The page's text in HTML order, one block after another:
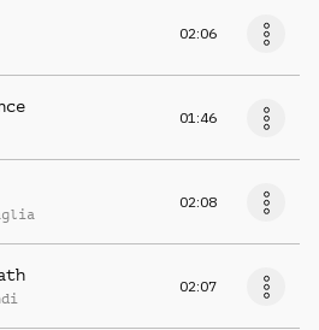
02:06
01:46
02:08
02:07